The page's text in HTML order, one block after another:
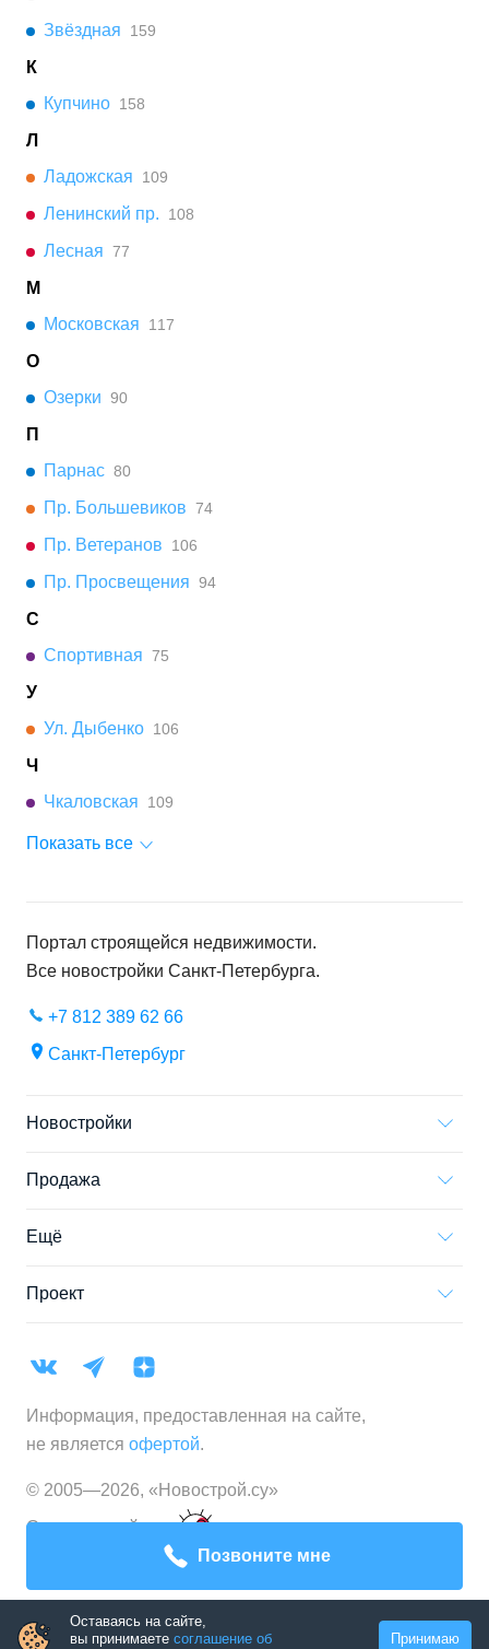
Позвоните мне
Звёздная
159
К
Купчино 158
Л
Ладожская
109
Ленинский пр. 108
Лесная 77
М
Московская
117
О
Озерки 90
П
Парнас 80
Пр. Большевиков 74
Пр. Ветеранов 106
Пр. Просвещения 94
С
Спортивная 75
У
Ул. Дыбенко 106
Ч
Чкаловская
109
Показать все
Портал строящейся недвижимости.
Все новостройки Санкт-Петербурга.
+7 812 389 62 66
Санкт-Петербург
Новостройки
Продажа
Ещё
Проект
Информация, предоставленная на сайте,
не является офертой.
© 2005—2026, «Новострой.су»
Создание сайта
Оставаясь на сайте,
вы принимаете соглашение об
Принимаю